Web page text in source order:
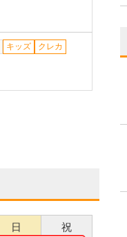
キッズ
クレカ
日 祝